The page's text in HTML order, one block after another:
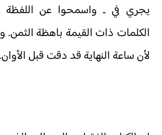
يجري في ـ واسمحوا عن
الكلمات ذات القيمة باهظة الثمن.
لأن ساعة النهاية قد دقت قبل الأوان.